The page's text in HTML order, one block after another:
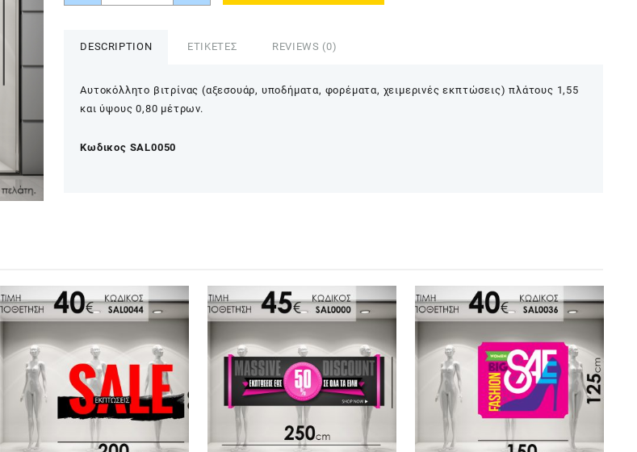
quantity
DESCRIPTION ΕΤΙΚΕΤΕΣ REVIEWS (0)
Αυτοκόλλητο βιτρίνας (αξεσουάρ, υποδήματα, φορέματα, χειμερινές εκπτώσεις) πλάτους 1,55
και ύψους 0,80 μέτρων.
Kωδικος SAL0050